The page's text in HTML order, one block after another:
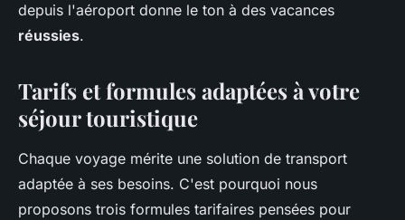
depuis l'aéroport donne le ton à des vacances
réussies.
Tarifs et formules adaptées à votre
séjour touristique
Chaque voyage mérite une solution de transport
adaptée à ses besoins. C'est pourquoi nous
proposons trois formules tarifaires pensées pour